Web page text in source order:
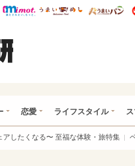
ウレぴあ総研 ディズニー特集
mimot. うまいめし
恋愛 ライフスタイル
アしたくなる〜 至福な体験・旅特集